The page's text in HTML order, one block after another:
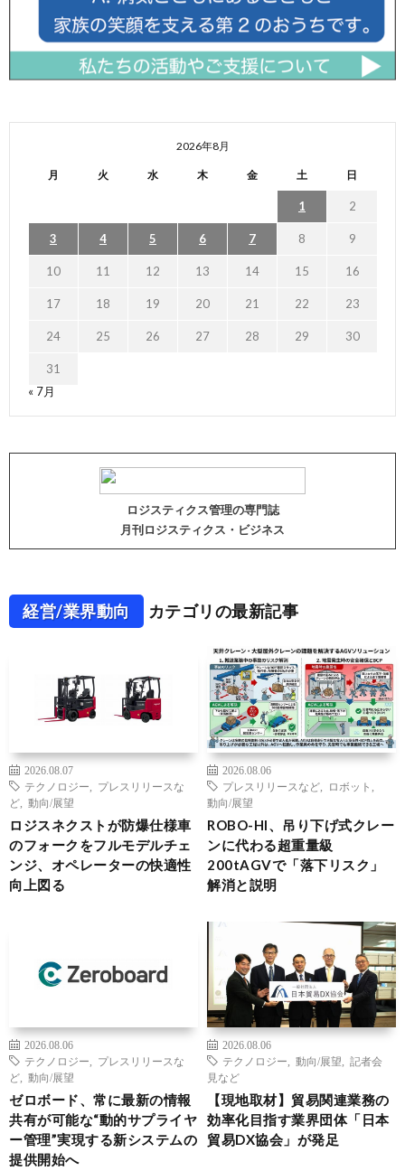
2026年8月
月 火 水 木 金 土 日
1 2
3 4 5 6 7 8 9
10 11 12 13 14 15 16
17 18 19 20 21 22 23
24 25 26 27 28 29 30
31
« 7月
ロジスティクス管理の専門誌
月刊ロジスティクス・ビジネス
経営/業界動向 カテゴリの最新記事
2026.08.07
テクノロジー
プレスリリースな
ど
動向/展望
ロジスネクストが防爆仕様車
のフォークをフルモデルチェ
ンジ、オペレーターの快適性
向上図る
2026.08.06
プレスリリースなど
ロボット
動向/展望
ROBO-HI、吊り下げ式クレー
ンに代わる超重量級
200tAGVで「落下リスク」
解消と説明
2026.08.06
テクノロジー
プレスリリースな
ど
動向/展望
ゼロボード、常に最新の情報
共有が可能な“動的サプライヤ
ー管理”実現する新システムの
提供開始へ
2026.08.06
テクノロジー
動向/展望
記者会
見など
【現地取材】貿易関連業務の
効率化目指す業界団体「日本
貿易DX協会」が発足